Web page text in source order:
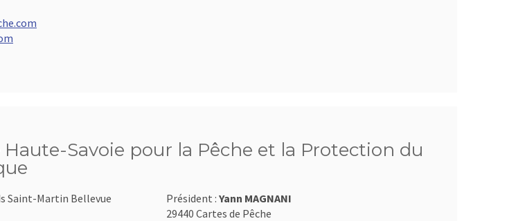
Savoie pour la Pêche et la Protection du
Saint-Martin Bellevue
Président : Yann MAGNANI
29440 Cartes de Pêche